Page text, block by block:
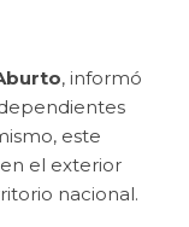
, informó
este
el exterior
nacional.